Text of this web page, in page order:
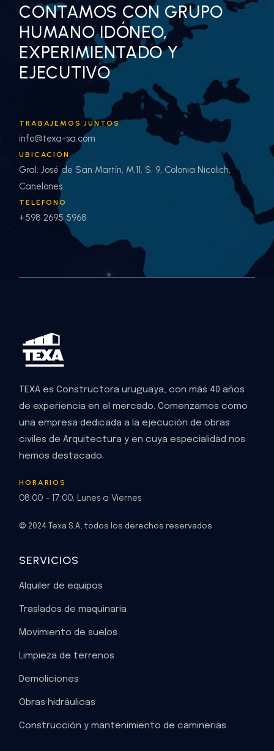
CONTAMOS CON GRUPO
HUMANO IDÓNEO,
EXPERIMIENTADO Y
EJECUTIVO
TRABAJEMOS JUNTOS
info@texa-sa.com
UBICACIÓN
Gral. José de San Martín, M.11, S. 9, Colonia Nicolich,
Canelones.
TELÉFONO
+598 2695 5968
TEXA es Constructora uruguaya, con más 40 años
de experiencia en el mercado. Comenzamos como
una empresa dedicada a la ejecución de obras
civiles de Arquitectura y en cuya especialidad nos
hemos destacado.
HORARIOS
08:00 - 17:00, Lunes a Viernes
© 2024 Texa S.A, todos los derechos reservados
SERVICIOS
Alquiler de equipos
Traslados de maquinaria
Movimiento de suelos
Limpieza de terrenos
Demoliciones
Obras hidráulicas
Construcción y mantenimiento de caminerias